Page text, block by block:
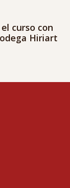
curso con
Hiriart